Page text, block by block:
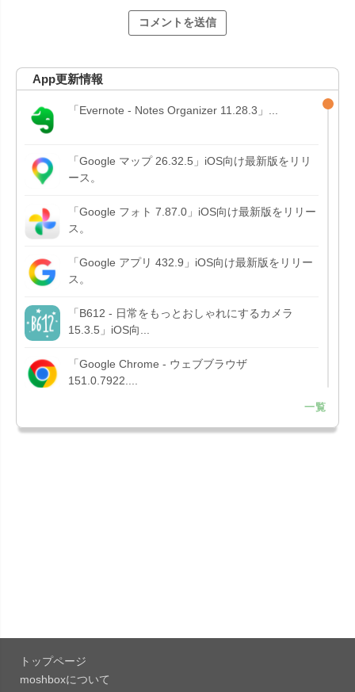
App更新情報
「Evernote - Notes Organizer 11.28.3」...
「Google マップ 26.32.5」iOS向け最新版をリリ
ース。
「Google フォト 7.87.0」iOS向け最新版をリリー
ス。
「Google アプリ 432.9」iOS向け最新版をリリー
ス。
「B612 - 日常をもっとおしゃれにするカメラ
15.3.5」iOS向...
「Google Chrome - ウェブブラウザ
151.0.7922....
「Microsoft OneDrive 18.7.3」iOS向け最新版を...
「Microsoft OneDrive 18.6.7」iOS向け最新版を...
一覧
トップページ
moshboxについて